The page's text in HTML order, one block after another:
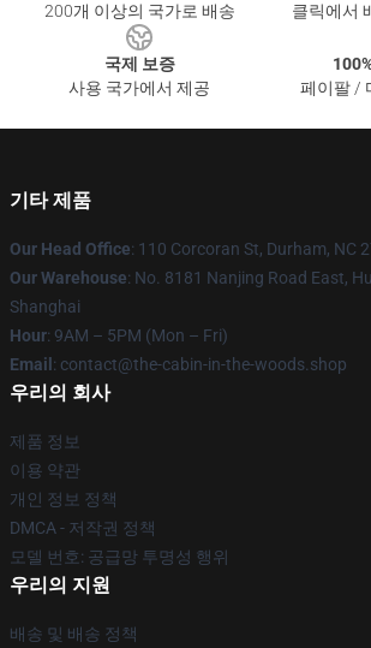
200개 이상의 국가로 배송
클릭에서
국제 보증
사용 국가에서 제공
페이팔 /
기타 제품
Our Head Office: 110 Corcoran St, Durham, NC
Our Warehouse: No. 8181 Nanjing Road East,
Shanghai
Hour: 9AM – 5PM (Mon – Fri)
Email : contact@the-cabin-in-the-woods.shop
우리의 회사
제품 정보
이용 약관
개인 정보 정책
DMCA - 저작권 정책
모델 번호: 공급망 투명성 행위
우리의 지원
배송 및 배송 정책